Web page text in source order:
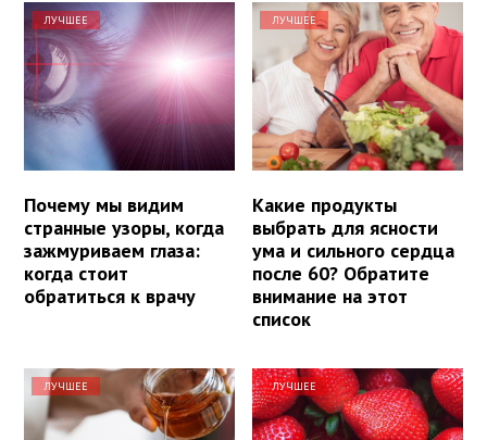
ЛУЧШЕЕ
Почему мы видим
странные узоры, когда
зажмуриваем глаза:
когда стоит
обратиться к врачу
ЛУЧШЕЕ
Какие продукты
выбрать для ясности
ума и сильного сердца
после 60? Обратите
внимание на этот
список
ЛУЧШЕЕ ЛУЧШЕЕ